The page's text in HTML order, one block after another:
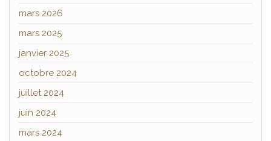
mars 2026
mars 2025
janvier 2025
octobre 2024
juillet 2024
juin 2024
mars 2024